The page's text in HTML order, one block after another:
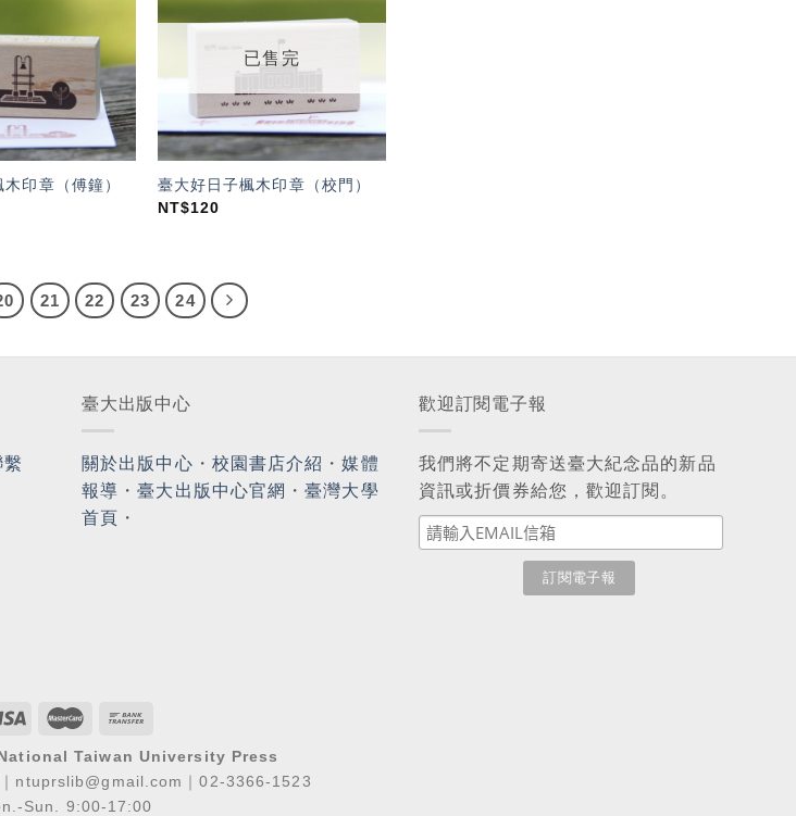
單」
印章（傅鐘）
望輕
已售完
臺大好日子楓木印章（校門）
NT$120
21 22 23 24
臺大出版中心
關於出版中心 ・ 校園書店介紹 ・媒體
報導 ・臺大出版中心官網 ・臺灣大學
首頁 ・
歡迎訂閱電子報
我們將不定期寄送臺大紀念品的新品
資訊或折價券給您，歡迎訂閱。
Taiwan University Press
｜ntuprslib@gmail.com｜02-3366-1523
Sun. 9:00-17:00